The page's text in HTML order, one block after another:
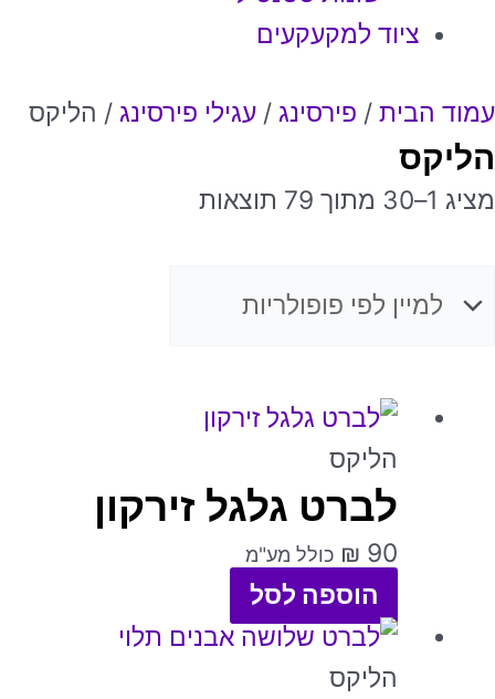
ציוד למקעקעים
עמוד הבית / פירסינג / עגילי פירסינג / הליקס
הליקס
מציג 1–30 מתוך 79 תוצאות
הליקס
לברט גלגל זירקון
₪ 90 כולל מע"מ
הוספה לסל
הליקס
למוצר
זה